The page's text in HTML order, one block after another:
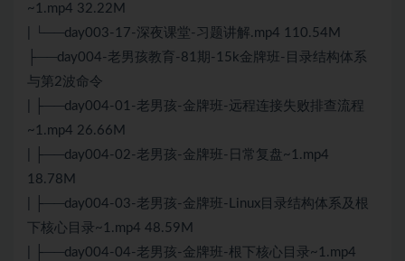
~1.mp4 32.22M
| └──day003-17-深夜课堂-习题讲解.mp4 110.54M
├──day004-老男孩教育-81期-15k金牌班-目录结构体系
与第2波命令
| ├──day004-01-老男孩-金牌班-远程连接失败排查流程
~1.mp4 26.66M
| ├──day004-02-老男孩-金牌班-日常复盘~1.mp4
18.78M
| ├──day004-03-老男孩-金牌班-Linux目录结构体系及根
下核心目录~1.mp4 48.59M
| ├──day004-04-老男孩-金牌班-根下核心目录~1.mp4